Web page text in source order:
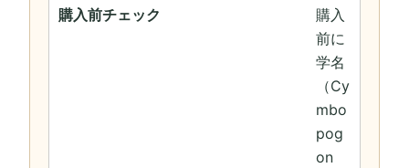
購入前チェック
購入
前に
学名
（Cy
mbo
pog
on